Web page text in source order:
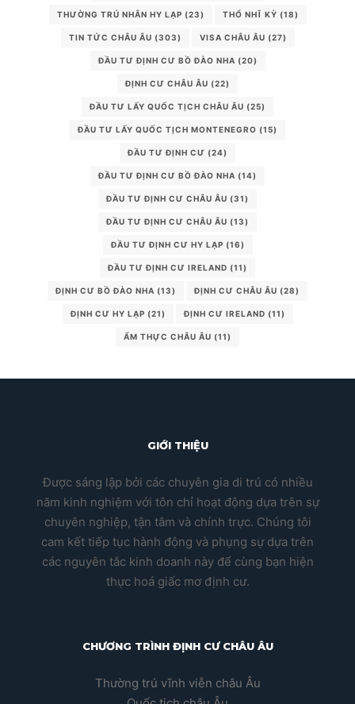
THƯỜNG TRÚ NHÂN HY LẠP (23) THỔ NHĨ KỲ (18)
TIN TỨC CHÂU ÂU (303) VISA CHÂU ÂU (27)
ĐẦU TƯ ĐỊNH CƯ BỒ ĐÀO NHA (20)
ĐỊNH CƯ CHÂU ÂU (22)
ĐẦU TƯ LẤY QUỐC TỊCH CHÂU ÂU (25)
ĐẦU TƯ LẤY QUỐC TỊCH MONTENEGRO (15)
ĐẦU TƯ ĐỊNH CƯ (24)
ĐẦU TƯ ĐỊNH CƯ BỒ ĐÀO NHA (14)
ĐẦU TƯ ĐỊNH CƯ CHÂU ÂU (31)
ĐẦU TƯ ĐỊNH CƯ CHÂU ÂU (13)
ĐẦU TƯ ĐỊNH CƯ HY LẠP (16)
ĐẦU TƯ ĐỊNH CƯ IRELAND (11)
ĐỊNH CƯ BỒ ĐÀO NHA (13) ĐỊNH CƯ CHÂU ÂU (28)
ĐỊNH CƯ HY LẠP (21) ĐỊNH CƯ IRELAND (11)
ẨM THỰC CHÂU ÂU (11)
GIỚI THIỆU
Được sáng lập bởi các chuyên gia di trú có nhiều
năm kinh nghiệm với tôn chỉ hoạt động dựa trên sự
chuyên nghiệp, tận tâm và chính trực. Chúng tôi
cam kết tiếp tục hành động và phụng sự dựa trên
các nguyên tắc kinh doanh này để cùng bạn hiện
thực hoá giấc mơ định cư.
CHƯƠNG TRÌNH ĐỊNH CƯ CHÂU ÂU
Thường trú vĩnh viễn châu Âu